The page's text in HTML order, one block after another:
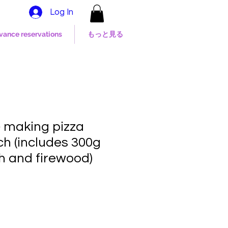
Log In
reservations もっと見る
making pizza
(includes 300g
and firewood)